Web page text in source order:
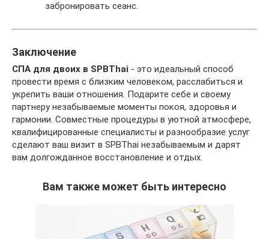
забронировать сеанс.
Заключение
СПА для двоих в SPBThai - это идеальный способ
провести время с близким человеком, расслабиться и
укрепить ваши отношения. Подарите себе и своему
партнеру незабываемые моменты покоя, здоровья и
гармонии. Совместные процедуры в уютной атмосфере,
квалифицированные специалисты и разнообразие услуг
сделают ваш визит в SPBThai незабываемым и дарят
вам долгожданное восстановление и отдых.
Вам также может быть интересно